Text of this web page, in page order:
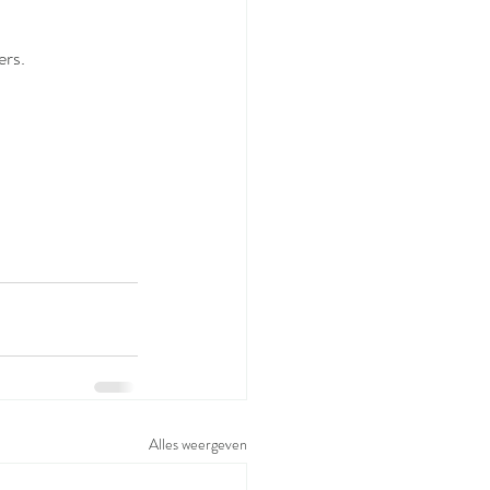
Alles weergeven